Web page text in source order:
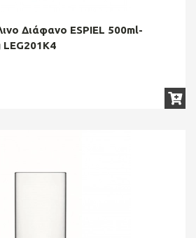
Διάφανο ESPIEL 500ml-
LEG201K4